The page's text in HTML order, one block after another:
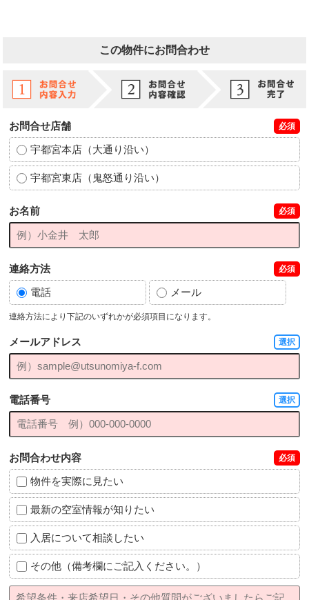
この物件にお問合わせ
お問合せ店舗 必須
宇都宮本店（大通り沿い）
宇都宮東店（鬼怒通り沿い）
お名前 必須
連絡方法 必須
電話 メール
連絡方法により下記のいずれかが必須項目になります。
メールアドレス 選択
電話番号 選択
お問合わせ内容 必須
物件を実際に見たい
最新の空室情報が知りたい
入居について相談したい
その他（備考欄にご記入ください。）